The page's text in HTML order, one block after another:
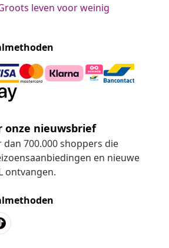
leven voor weinig
onze nieuwsbrief
700.000 shoppers die
en nieuwe
ontvangen.